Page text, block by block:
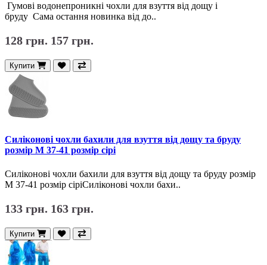
Гумові водонепроникні чохли для взуття від дощу і
бруду Сама остання новинка від до..
128 грн. 157 грн.
Купити
Силіконові чохли бахили для взуття від дощу та бруду
розмір M 37-41 розмір сірі
Силіконові чохли бахили для взуття від дощу та бруду розмір
M 37-41 розмір сіріСиліконові чохли бахи..
133 грн. 163 грн.
Купити